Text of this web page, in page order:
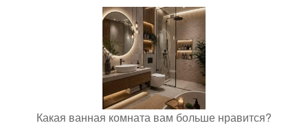
Какая ванная комната вам больше нравится?